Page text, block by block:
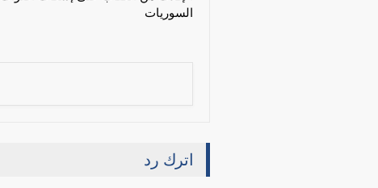
السوريات
اترك رد